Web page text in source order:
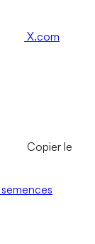
X.com
Copier le
semences